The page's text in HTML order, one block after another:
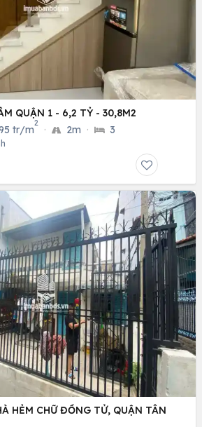
QUẬN 1 - 6,2 TỶ - 30,8M2
tr/m
2
· 2m · 3
HẺM CHỮ ĐỒNG TỬ, QUẬN TÂN